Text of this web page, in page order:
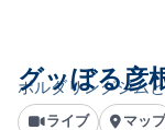
ボルダリングジム
グッぼる彦
ライブ マップ